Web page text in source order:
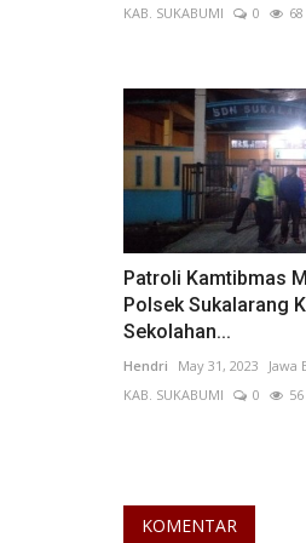
KAB. SUKABUMI
0 68
Patroli Kamtibmas
Polsek Sukalarang
Sekolahan...
Hendri May 31, 2023
Jawa
KAB. SUKABUMI
0 56
KOMENTAR
Ideologi